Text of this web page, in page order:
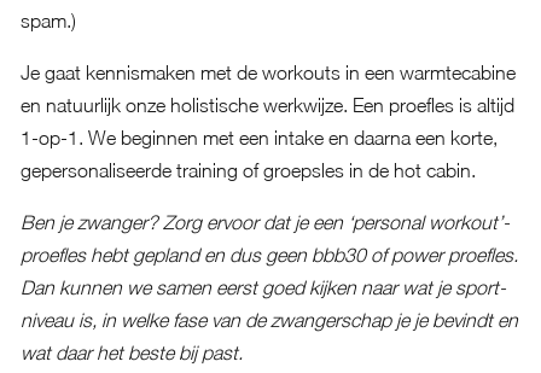
spam.)
Je gaat kennismaken met de workouts in een warmtecabine
en natuurlijk onze holistische werkwijze. Een proefles is altijd
1-op-1. We beginnen met een intake en daarna een korte,
gepersonaliseerde training of groepsles in de hot cabin.
Ben je zwanger? Zorg ervoor dat je een ‘personal workout’-
proefles hebt gepland en dus geen bbb30 of power proefles.
Dan kunnen we samen eerst goed kijken naar wat je sport-
niveau is, in welke fase van de zwangerschap je je bevindt en
wat daar het beste bij past.